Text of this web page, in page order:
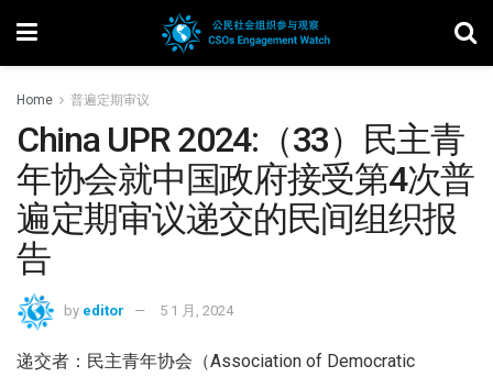
Home 普遍定期审议
China UPR 2024:（33）民主青
年协会就中国政府接受第4次普
遍定期审议递交的民间组织报
告
by editor 5 1 月, 2024
递交者：民主青年协会（Association of Democratic